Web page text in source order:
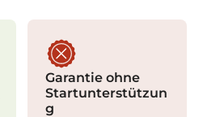
Garantie ohne
Startunterstützun
g